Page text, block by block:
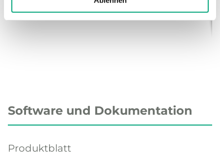
Software und Dokumentation
Produktblatt